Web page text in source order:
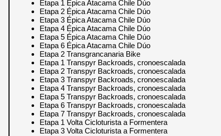
Etapa 1 Épica Atacama Chile Dúo
Etapa 2 Épica Atacama Chile Dúo
Etapa 3 Épica Atacama Chile Dúo
Etapa 4 Épica Atacama Chile Dúo
Etapa 5 Épica Atacama Chile Dúo
Etapa 6 Épica Atacama Chile Dúo
Etapa 2 Transgrancanaria Bike
Etapa 1 Transpyr Backroads, cronoescalada
Etapa 2 Transpyr Backroads, cronoescalada
Etapa 3 Transpyr Backroads, cronoescalada
Etapa 4 Transpyr Backroads, cronoescalada
Etapa 5 Transpyr Backroads, cronoescalada
Etapa 6 Transpyr Backroads, cronoescalada
Etapa 7 Transpyr Backroads, cronoescalada
Etapa 1 Volta Cicloturista a Formentera
Etapa 3 Volta Cicloturista a Formentera